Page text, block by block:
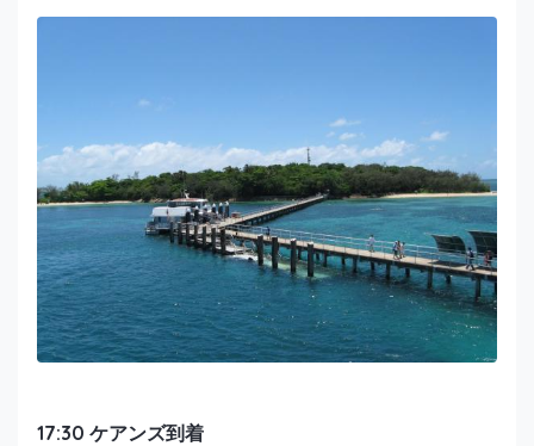
17:30 ケアンズ到着